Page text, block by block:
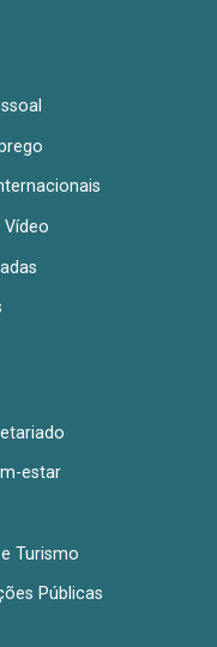
Vídeo
estar
Turismo
Públicas